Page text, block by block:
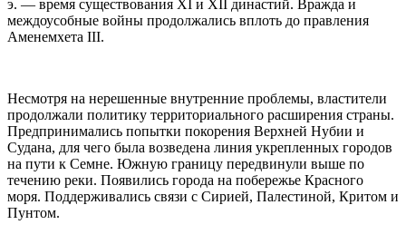
э. — время существования XI и XII династий. Вражда и
междоусобные войны продолжались вплоть до правления
Аменемхета III.
Несмотря на нерешенные внутренние проблемы, властители
продолжали политику территориального расширения страны.
Предпринимались попытки покорения Верхней Нубии и
Судана, для чего была возведена линия укрепленных городов
на пути к Семне. Южную границу передвинули выше по
течению реки. Появились города на побережье Красного
моря. Поддерживались связи с Сирией, Палестиной, Критом и
Пунтом.